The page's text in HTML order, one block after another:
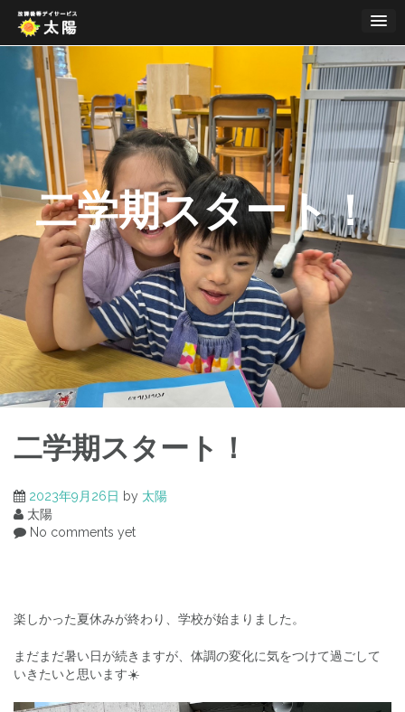
Skip
content
二学期スタート！
二学期スタート！
2023年9月26日 by 太陽
太陽
No comments yet
楽しかった夏休みが終わり、学校が始まりました。
まだまだ暑い日が続きますが、体調の変化に気をつけて過ごして
いきたいと思います☀️